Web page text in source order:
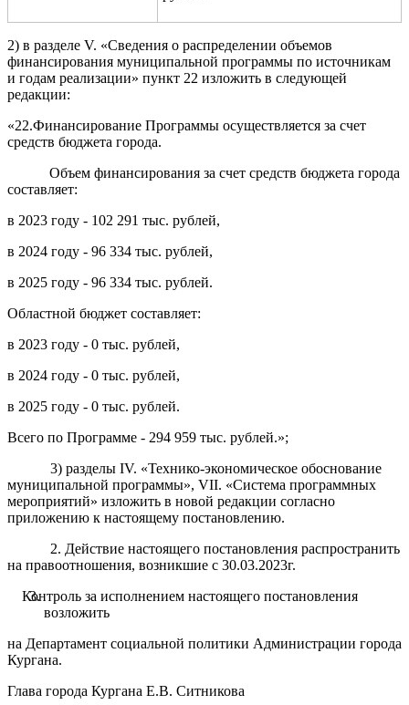
2) в разделе V. «Сведения о распределении объемов
финансирования муниципальной программы по источникам
и годам реализации» пункт 22 изложить в следующей
редакции:
«22.Финансирование Программы осуществляется за счет
средств бюджета города.
Объем финансирования за счет средств бюджета города
составляет:
в 2023 году - 102 291 тыс. рублей,
в 2024 году - 96 334 тыс. рублей,
в 2025 году - 96 334 тыс. рублей.
Областной бюджет составляет:
в 2023 году - 0 тыс. рублей,
в 2024 году - 0 тыс. рублей,
в 2025 году - 0 тыс. рублей.
Всего по Программе - 294 959 тыс. рублей.»;
3) разделы IV. «Технико-экономическое обоснование
муниципальной программы», VII. «Система программных
мероприятий» изложить в новой редакции согласно
приложению к настоящему постановлению.
2. Действие настоящего постановления распространить
на правоотношения, возникшие с 30.03.2023г.
Контроль за исполнением настоящего постановления
возложить
на Департамент социальной политики Администрации города
Кургана.
Глава города Кургана Е.В. Ситникова